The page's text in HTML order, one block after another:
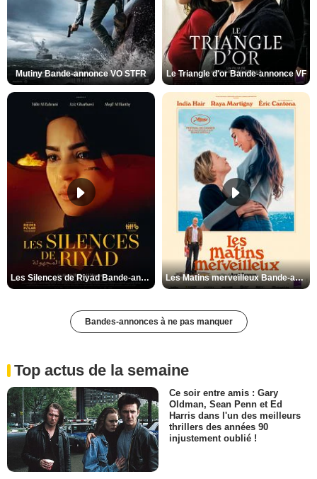
Mutiny Bande-annonce VO STFR Le Triangle d'or Bande-annonce VF
Les Silences de Riyad Bande-annonce VO STFR Les Matins merveilleux Bande-annonce VF
Bandes-annonces à ne pas manquer
Top actus de la semaine
Ce soir entre amis : Gary
Oldman, Sean Penn et Ed
Harris dans l'un des meilleurs
thrillers des années 90
injustement oublié !